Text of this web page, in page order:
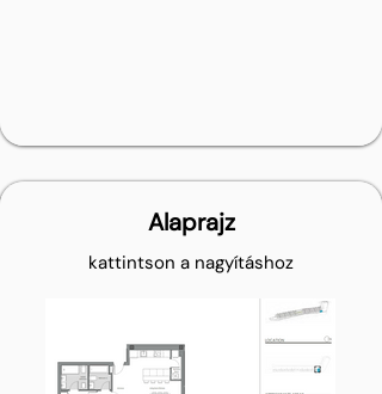
Alaprajz
kattintson a nagyításhoz